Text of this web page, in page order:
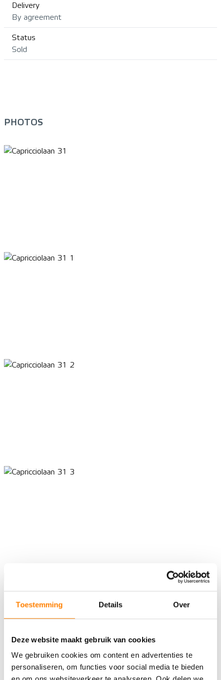
Toestemming Details Over
Deze website maakt gebruik van cookies
We gebruiken cookies om content en advertenties te
personaliseren, om functies voor social media te bieden
Delivery
By agreement
Status
Sold
PHOTOS